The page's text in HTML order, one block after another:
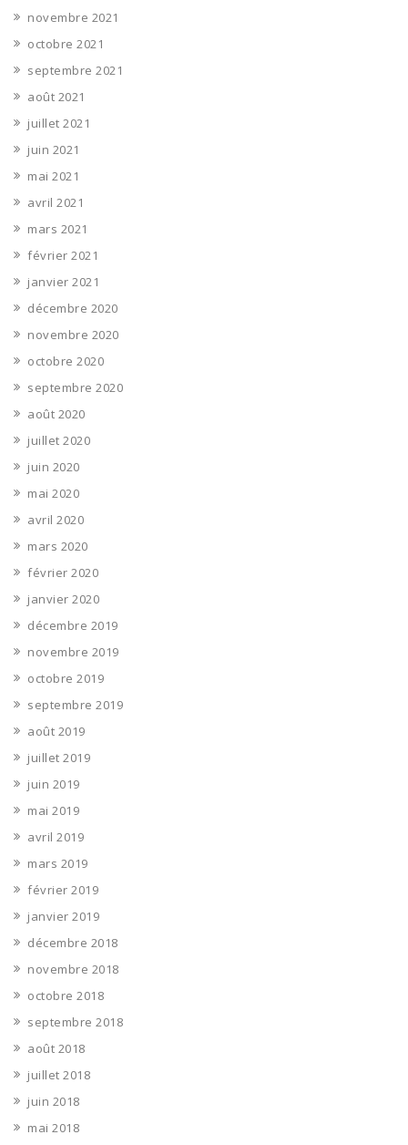
novembre 2021
octobre 2021
septembre 2021
août 2021
juillet 2021
juin 2021
mai 2021
avril 2021
mars 2021
février 2021
janvier 2021
décembre 2020
novembre 2020
octobre 2020
septembre 2020
août 2020
juillet 2020
juin 2020
mai 2020
avril 2020
mars 2020
février 2020
janvier 2020
décembre 2019
novembre 2019
octobre 2019
septembre 2019
août 2019
juillet 2019
juin 2019
mai 2019
avril 2019
mars 2019
février 2019
janvier 2019
décembre 2018
novembre 2018
octobre 2018
septembre 2018
août 2018
juillet 2018
juin 2018
mai 2018